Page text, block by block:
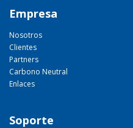
Empresa
Nosotros
Clientes
Partners
Carbono Neutral
Enlaces
Soporte